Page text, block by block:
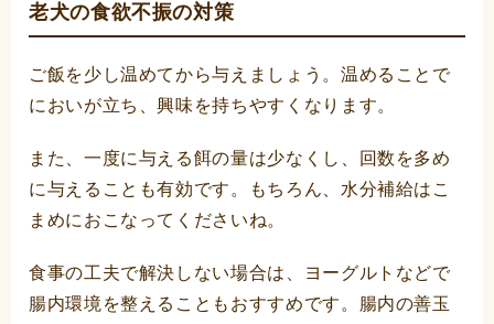
老犬の食欲不振の対策
ご飯を少し温めてから与えましょう。温めることで
においが立ち、興味を持ちやすくなります。
また、一度に与える餌の量は少なくし、回数を多め
に与えることも有効です。もちろん、水分補給はこ
まめにおこなってくださいね。
食事の工夫で解決しない場合は、ヨーグルトなどで
腸内環境を整えることもおすすめです。腸内の善玉